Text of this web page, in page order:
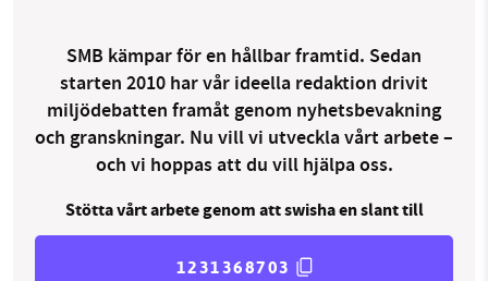
SMB kämpar för en hållbar framtid. Sedan
starten 2010 har vår ideella redaktion drivit
miljödebatten framåt genom nyhetsbevakning
och granskningar. Nu vill vi utveckla vårt arbete –
och vi hoppas att du vill hjälpa oss.
Stötta vårt arbete genom att swisha en slant till
1231368703